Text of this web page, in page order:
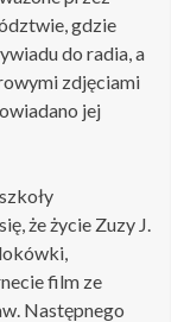
gdzie
do radia, a
zdjęciami
jej
że życie Zuzy J.
lokówki,
film ze
Następnego